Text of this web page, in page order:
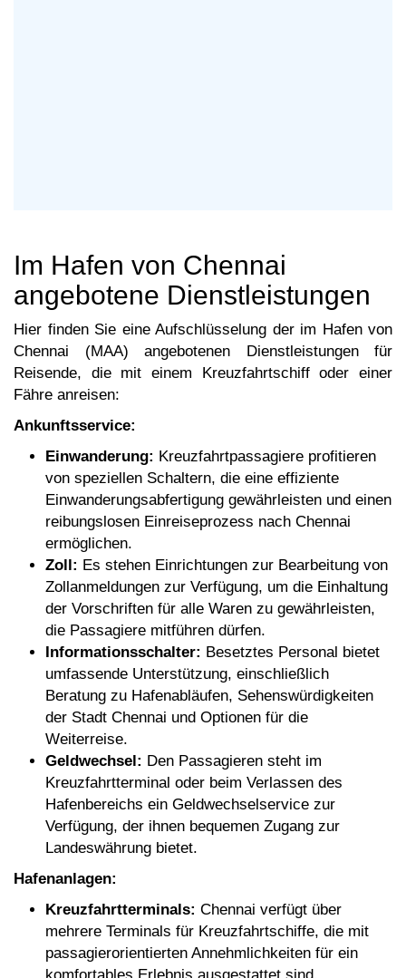
Im Hafen von Chennai
angebotene Dienstleistungen
Hier finden Sie eine Aufschlüsselung der im Hafen von
Chennai (MAA) angebotenen Dienstleistungen für
Reisende, die mit einem Kreuzfahrtschiff oder einer
Fähre anreisen:
Ankunftsservice:
Einwanderung: Kreuzfahrtpassagiere profitieren
von speziellen Schaltern, die eine effiziente
Einwanderungsabfertigung gewährleisten und einen
reibungslosen Einreiseprozess nach Chennai
ermöglichen.
Zoll: Es stehen Einrichtungen zur Bearbeitung von
Zollanmeldungen zur Verfügung, um die Einhaltung
der Vorschriften für alle Waren zu gewährleisten,
die Passagiere mitführen dürfen.
Informationsschalter: Besetztes Personal bietet
umfassende Unterstützung, einschließlich
Beratung zu Hafenabläufen, Sehenswürdigkeiten
der Stadt Chennai und Optionen für die
Weiterreise.
Geldwechsel: Den Passagieren steht im
Kreuzfahrtterminal oder beim Verlassen des
Hafenbereichs ein Geldwechselservice zur
Verfügung, der ihnen bequemen Zugang zur
Landeswährung bietet.
Hafenanlagen:
Kreuzfahrtterminals: Chennai verfügt über
mehrere Terminals für Kreuzfahrtschiffe, die mit
passagierorientierten Annehmlichkeiten für ein